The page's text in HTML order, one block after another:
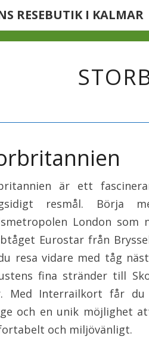
RESEBUTIK I KALMAR
är ett
resmål. Börja
London som
Eurostar från
resa vidare med tåg
fina stränder till
Med Interrailkort får
och en unik möjlighet
och miljövänligt.